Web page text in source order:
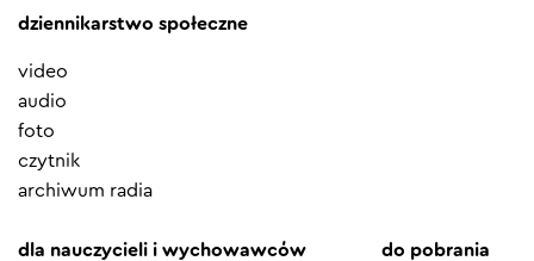
dziennikarstwo społeczne
video
audio
foto
czytnik
archiwum radia
dla nauczycieli i wychowawców do pobrania